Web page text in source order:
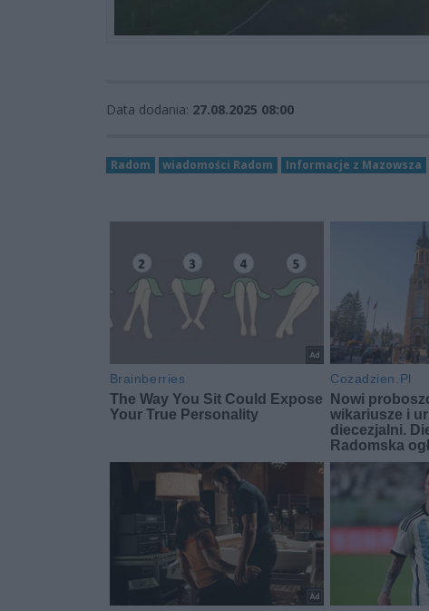
Data dodania: 27.08.2025 08:00
Radom wiadomości Radom Informacje z Mazowsza